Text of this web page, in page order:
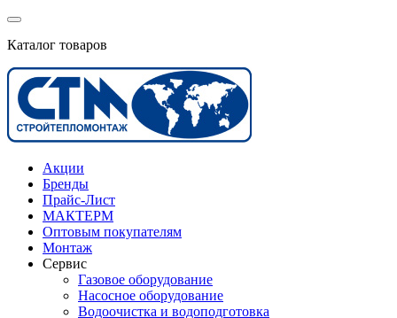
Каталог товаров
Акции
Бренды
Прайс-Лист
МАКТЕРМ
Оптовым покупателям
Монтаж
Сервис
Газовое оборудование
Насосное оборудование
Водоочистка и водоподготовка